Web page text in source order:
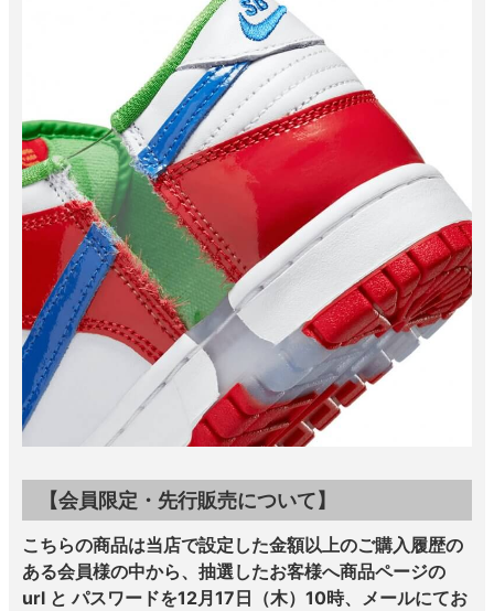
【会員限定・先行販売について】
こちらの商品は当店で設定した金額以上のご購入履歴の
ある会員様の中から、抽選したお客様へ商品ページの
url と パスワードを12月17日（木）10時、メールにてお